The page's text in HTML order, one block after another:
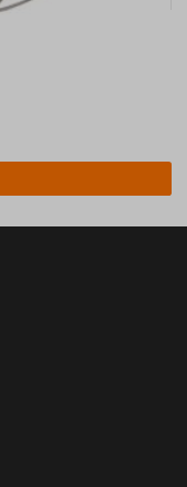
cyanus) , 66cm